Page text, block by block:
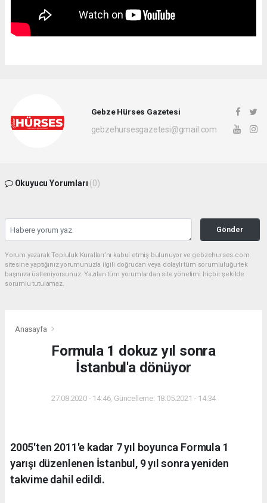
Gebze Hürses Gazetesi
gebzehursesgazetesi@gmail.com
Okuyucu Yorumları (0)
Gönder
Yorum yazarak Topluluk Kuralları’nı kabul etmiş bulunuyor ve gebzehurses.com
sitesine yaptığınız yorumunuzla ilgili doğrudan veya dolaylı tüm sorumluluğu tek
başınıza üstleniyorsunuz. Yazılan tüm yorumlardan site yönetimi hiçbir şekilde
sorumlu tutulamaz.
Anasayfa
Formula 1 dokuz yıl sonra
İstanbul'a dönüyor
27.08.2020 - 14:46, Güncelleme: 18.05.2021 - 14:34
2005'ten 2011'e kadar 7 yıl boyunca Formula 1
yarışı düzenlenen İstanbul, 9 yıl sonra yeniden
takvime dahil edildi.